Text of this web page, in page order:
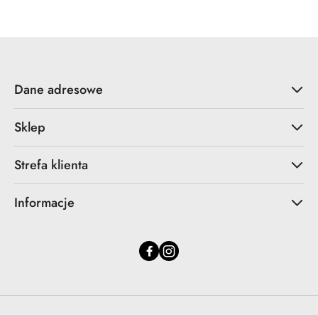
Dane adresowe
Sklep
Strefa klienta
Informacje